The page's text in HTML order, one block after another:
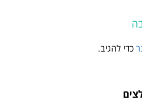
כדי להגיב.